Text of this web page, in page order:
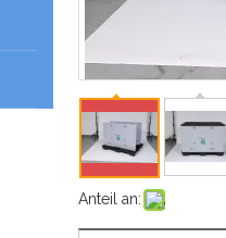
Anteil an: